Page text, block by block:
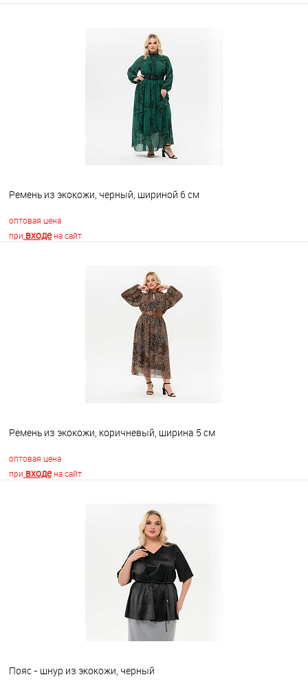
Ремень из экокожи, черный, шириной 6 см
оптовая цена
при входена сайт
В корзину
Ремень из экокожи, коричневый, ширина 5 см
оптовая цена
при входена сайт
В корзину
Пояс - шнур из экокожи, черный